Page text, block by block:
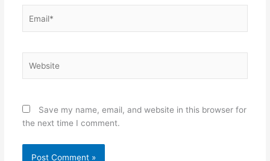
Save my name, email, and website in this browser for
the next time I comment.